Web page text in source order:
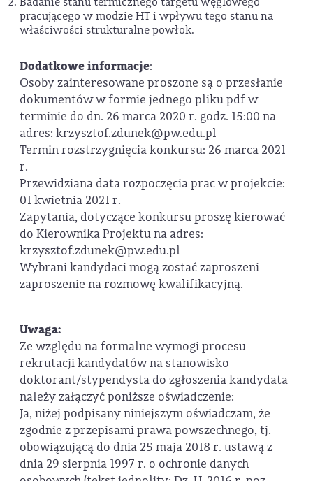
pracującego w modzie HT i wpływu tego stanu na
właściwości strukturalne powłok.
Dodatkowe informacje:
Osoby zainteresowane proszone są o przesłanie
dokumentów w formie jednego pliku pdf w
terminie do dn. 26 marca 2020 r. godz. 15:00 na
adres: krzysztof.zdunek@pw.edu.pl
Termin rozstrzygnięcia konkursu: 26 marca 2021
r.
Przewidziana data rozpoczęcia prac w projekcie:
01 kwietnia 2021 r.
Zapytania, dotyczące konkursu proszę kierować
do Kierownika Projektu na adres:
krzysztof.zdunek@pw.edu.pl
Wybrani kandydaci mogą zostać zaproszeni
zaproszenie na rozmowę kwalifikacyjną.
Uwaga:
Ze względu na formalne wymogi procesu
rekrutacji kandydatów na stanowisko
doktorant/stypendysta do zgłoszenia kandydata
należy załączyć poniższe oświadczenie:
Ja, niżej podpisany niniejszym oświadczam, że
zgodnie z przepisami prawa powszechnego, tj.
obowiązującą do dnia 25 maja 2018 r. ustawą z
dnia 29 sierpnia 1997 r. o ochronie danych